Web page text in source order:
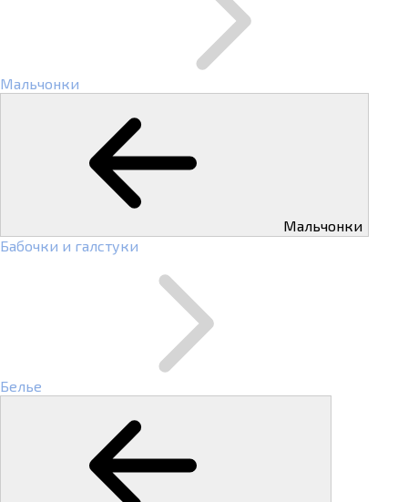
Мальчонки
Мальчонки
Бабочки и галстуки
Белье